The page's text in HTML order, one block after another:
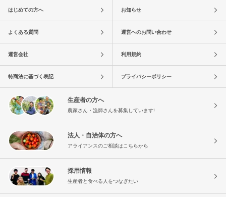
はじめての方へ お知らせ
よくある質問 運営へのお問い合わせ
運営会社 利用規約
特商法に基づく表記 プライバシーポリシー
生産者の方へ
農家さん・漁師さんを募集しています!
法人・自治体の方へ
アライアンスのご相談はこちらから
採用情報
生産者と食べる人をつなぎたい